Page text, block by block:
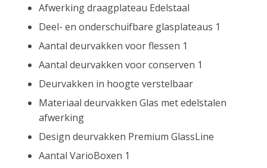
Afwerking draagplateau Edelstaal
Deel- en onderschuifbare glasplateaus 1
Aantal deurvakken voor flessen 1
Aantal deurvakken voor conserven 1
Deurvakken in hoogte verstelbaar
Materiaal deurvakken Glas met edelstalen
afwerking
Design deurvakken Premium GlassLine
Aantal VarioBoxen 1